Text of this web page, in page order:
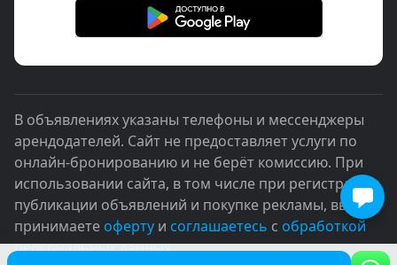
В объявлениях указаны телефоны и мессенджеры
арендодателей. Сайт не предоставляет услуги по
онлайн-бронированию и не берёт комиссию. При
использовании сайта, в том числе при регистрации,
публикации объявлений и покупке рекламы, вы
принимаете оферту и соглашаетесь с обработкой
персональных данных